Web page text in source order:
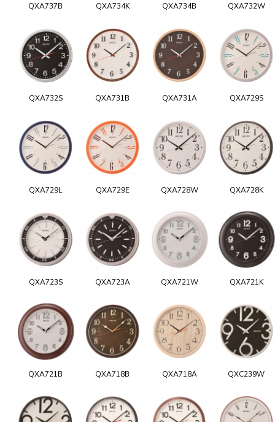
QXA737B QXA734K QXA734B QXA732W
QXA732S QXA731B QXA731A QXA729S
QXA729L QXA729E QXA728W QXA728K
QXA723S QXA723A QXA721W QXA721K
QXA721B QXA718B QXA718A QXC239W